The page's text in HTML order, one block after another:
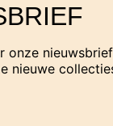
onze
nieuwe